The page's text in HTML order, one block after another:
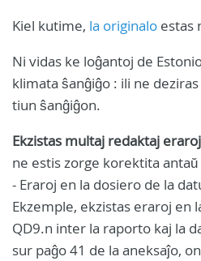
Kiel kutime, la originalo estas
Ni vidas ke loĝantoj de
klimata ŝanĝiĝo : ili ne
tiun ŝanĝiĝon.
Ekzistas multaj redaktaj eraroj
ne estis zorge korektita
- Eraroj en la dosiero de la
Ekzemple, ekzistas eraroj en
QD9.n inter la raporto kaj la
sur paĝo 41 de la aneksaĵo,